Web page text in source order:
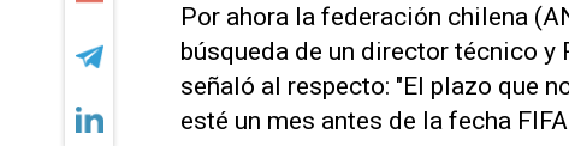
Por ahora la federación chilena
búsqueda de un director técnico y
señaló al respecto: "El plazo que
esté un mes antes de la fecha